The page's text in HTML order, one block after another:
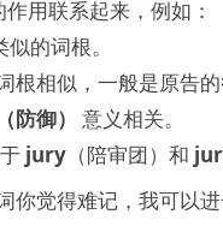
用联系起来，例如：
的词根。
根相似，一般是原告的
防御）
意义相关。
jury （陪审团）和
觉得难记，我可以进